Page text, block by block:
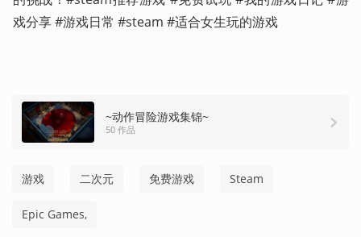
戏分享 #游戏日常 #steam #适合女生玩的游戏
~动作冒险游戏集锦~
50 作品
游戏 二次元 免费游戏 Steam
Epic Games,